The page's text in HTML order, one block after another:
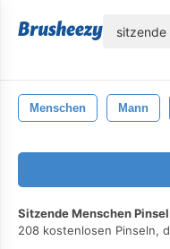
Menschen Mann
Sitzende Menschen Pinsel
208 kostenlosen Pinseln,